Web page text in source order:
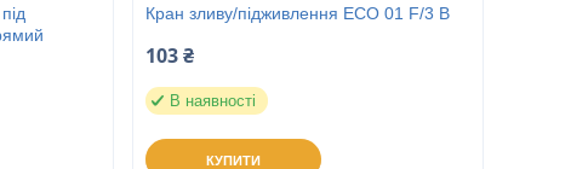
Кран зливу/підживлення ECO 01 F/3 B
103 ₴
В наявності
КУПИТИ